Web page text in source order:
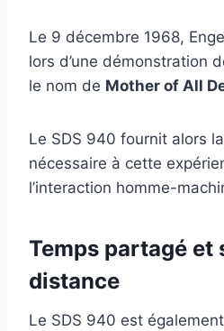
Le 9 décembre 1968,
lors d’une démonstration
le nom de Mother of All
Le SDS 940 fournit alors
nécessaire à cette
l’interaction homme-
Temps partagé et
distance
Le SDS 940 est